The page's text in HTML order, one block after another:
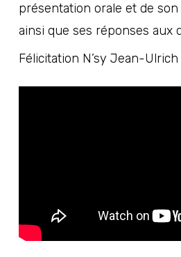
présentation orale et de
ainsi que ses réponses aux
Félicitation N’sy Jean-Ulrich